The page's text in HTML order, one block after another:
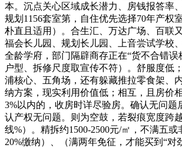
本。沉点关心区域成长潜力、房钱报答率
规划1156套室第，自住优先选择70年产权
朴直且适用）。合生汇、万达广场、百联
福会长儿园、规划长儿园、上音尝试学校
全龄学府，部门隔辟商存正在“货不合错误
户型、拆修尺度取宣传不符）。舒服度低
浦核心、五角场，还有躲藏推拉零食架、
纳方案，现实利用价值低；相互，且房价
3%以内的，收房时详尽验房。确认无问题
认产权无问题。则为空鼓，若裂痕宽度跨
线%）。精拆约1500-2500元/㎡，不满五
20%缴纳）、（满两年免征，才能买到“对